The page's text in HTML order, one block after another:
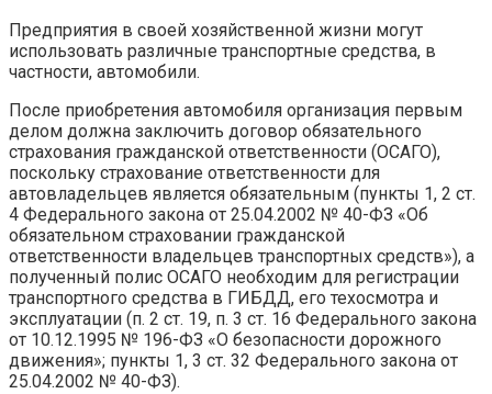
Предприятия в своей хозяйственной жизни могут
использовать различные транспортные средства, в
частности, автомобили.
После приобретения автомобиля организация первым
делом должна заключить договор обязательного
страхования гражданской ответственности (ОСАГО),
поскольку страхование ответственности для
автовладельцев является обязательным (пункты 1, 2 ст.
4 Федерального закона от 25.04.2002 № 40-ФЗ «Об
обязательном страховании гражданской
ответственности владельцев транспортных средств»), а
полученный полис ОСАГО необходим для регистрации
транспортного средства в ГИБДД, его техосмотра и
эксплуатации (п. 2 ст. 19, п. 3 ст. 16 Федерального закона
от 10.12.1995 № 196-ФЗ «О безопасности дорожного
движения»; пункты 1, 3 ст. 32 Федерального закона от
25.04.2002 № 40-ФЗ).